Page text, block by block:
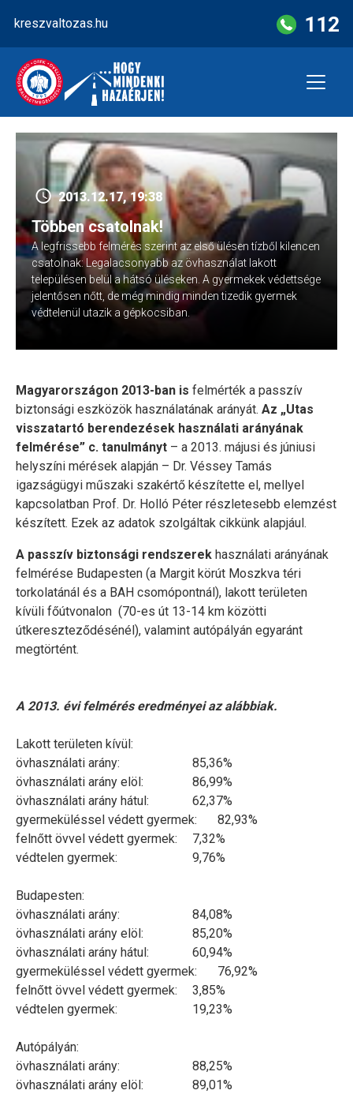
content
kreszvaltozas.hu 112
2013.12.17, 19:38
Többen csatolnak!
A legfrissebb felmérés szerint az első ülésen tízből kilencen
csatolnak: Legalacsonyabb az övhasználat lakott
településen belül a hátsó üléseken. A gyermekek védettsége
jelentősen nőtt, de még mindig minden tizedik gyermek
védtelenül utazik a gépkocsiban.
Magyarországon 2013-ban is felmérték a passzív
biztonsági eszközök használatának arányát. Az „Utas
visszatartó berendezések használati arányának
felmérése” c. tanulmányt – a 2013. májusi és júniusi
helyszíni mérések alapján – Dr. Véssey Tamás
igazságügyi műszaki szakértő készítette el, mellyel
kapcsolatban Prof. Dr. Holló Péter részletesebb elemzést
készített. Ezek az adatok szolgáltak cikkünk alapjául.
A passzív biztonsági rendszerek használati arányának
felmérése Budapesten (a Margit körút Moszkva téri
torkolatánál és a BAH csomópontnál), lakott területen
kívüli főútvonalon (70-es út 13-14 km közötti
útkereszteződésénél), valamint autópályán egyaránt
megtörtént.
A 2013. évi felmérés eredményei az alábbiak.
Lakott területen kívül:
övhasználati arány:
85,36%
övhasználati arány elöl:
86,99%
övhasználati arány hátul:
62,37%
gyermeküléssel védett gyermek:
82,93%
felnőtt övvel védett gyermek:
7,32%
védtelen gyermek:
9,76%
Budapesten:
övhasználati arány:
84,08%
övhasználati arány elöl:
85,20%
övhasználati arány hátul:
60,94%
gyermeküléssel védett gyermek:
76,92%
felnőtt övvel védett gyermek:
3,85%
védtelen gyermek:
19,23%
Autópályán:
övhasználati arány:
88,25%
övhasználati arány elöl:
89,01%